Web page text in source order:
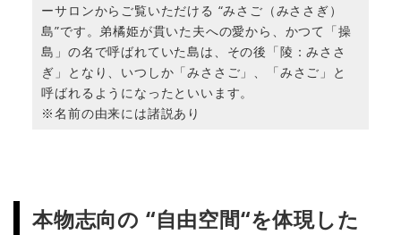
ーサロンからご覧いただける “みさご（みささぎ）
島”です。弟橘姫が貫いた夫への愛から、かつて「操
島」の名で呼ばれていた島は、その後「陵：みささ
ぎ」となり、いつしか「みささご」、「みさご」と
呼ばれるようになったといいます。
※名前の由来には諸説あり
本物志向の “自由空間“を体現した